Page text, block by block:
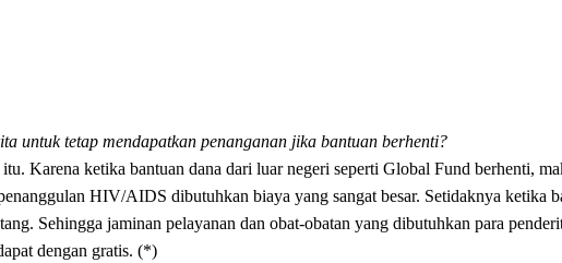
untuk tetap mendapatkan penanganan jika bantuan berhenti?
Karena ketika bantuan dana dari luar negeri seperti Global Fund berhenti,
HIV/AIDS dibutuhkan biaya yang sangat besar. Setidaknya ketika
Sehingga jaminan pelayanan dan obat-obatan yang dibutuhkan para
dengan gratis. (*)